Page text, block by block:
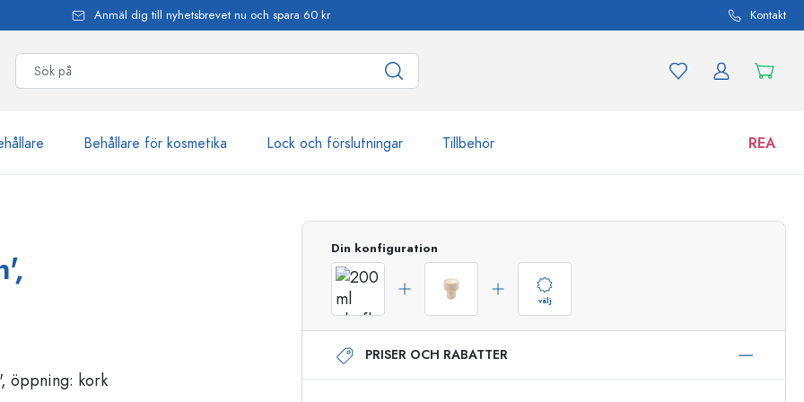
Anmäl dig till nyhetsbrevet nu och spara 60 kr Kontakt
Behållare för kosmetika Lock och förslutningar Tillbehör REA
Sprayflaskor
Airless dispenser
Roll on-flaskor
Burkar
Upptäck nu
Handla nu
Din konfiguration
välj
PRISER OCH RABATTER